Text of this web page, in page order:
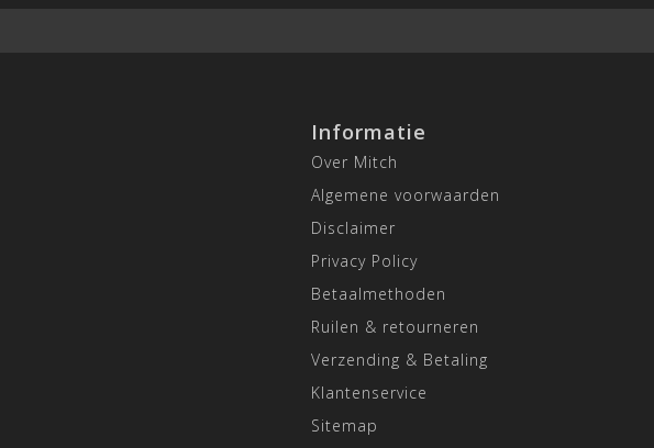
Informatie
Over Mitch
Algemene voorwaarden
Disclaimer
Privacy Policy
Betaalmethoden
Ruilen & retourneren
Verzending & Betaling
Klantenservice
Sitemap